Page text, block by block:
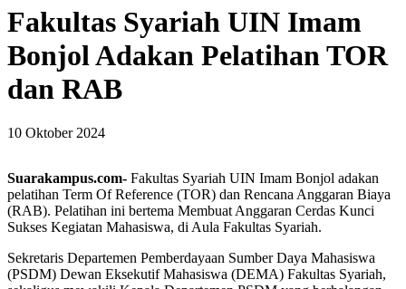
Fakultas Syariah UIN Imam
Bonjol Adakan Pelatihan TOR
dan RAB
10 Oktober 2024
Suarakampus.com- Fakultas Syariah UIN Imam Bonjol adakan
pelatihan Term Of Reference (TOR) dan Rencana Anggaran Biaya
(RAB). Pelatihan ini bertema Membuat Anggaran Cerdas Kunci
Sukses Kegiatan Mahasiswa, di Aula Fakultas Syariah.
Sekretaris Departemen Pemberdayaan Sumber Daya Mahasiswa
(PSDM) Dewan Eksekutif Mahasiswa (DEMA) Fakultas Syariah,